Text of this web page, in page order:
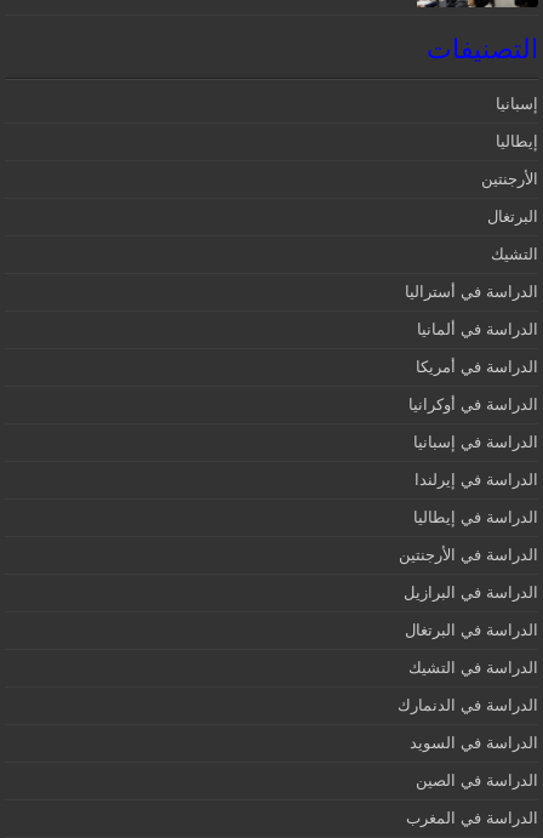
التصنيفات
إسبانيا‎
إيطاليا
الأرجنتين
البرتغال
التشيك
الدراسة في أستراليا
الدراسة في ألمانيا
الدراسة في أمريكا
الدراسة في أوكرانيا
الدراسة في إسبانيا
الدراسة في إيرلندا
الدراسة في إيطاليا
الدراسة في الأرجنتين
الدراسة في البرازيل
الدراسة في البرتغال
الدراسة في التشيك
الدراسة في الدنمارك
الدراسة في السويد
الدراسة في الصين
الدراسة في المغرب